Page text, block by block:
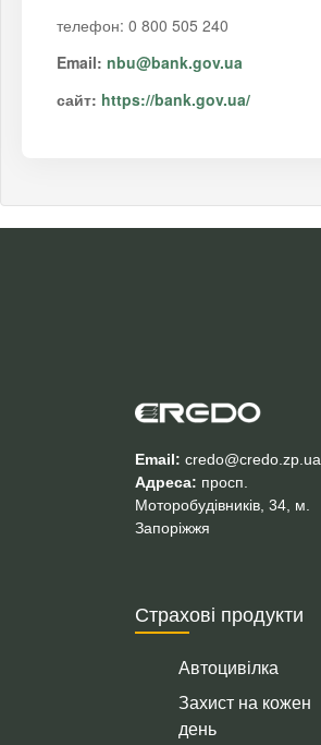
телефон: 0 800 505 240
Email: nbu@bank.gov.ua
сайт: https://bank.gov.ua/
Email: credo@credo.zp.ua
Адреса: просп.
Моторобудівників, 34, м.
Запоріжжя
Страхові продукти
Автоцивілка
Захист на кожен
день